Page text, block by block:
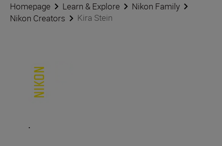
Homepage Learn & Explore
Nikon Family
Nikon Creators
Kira Stein
.